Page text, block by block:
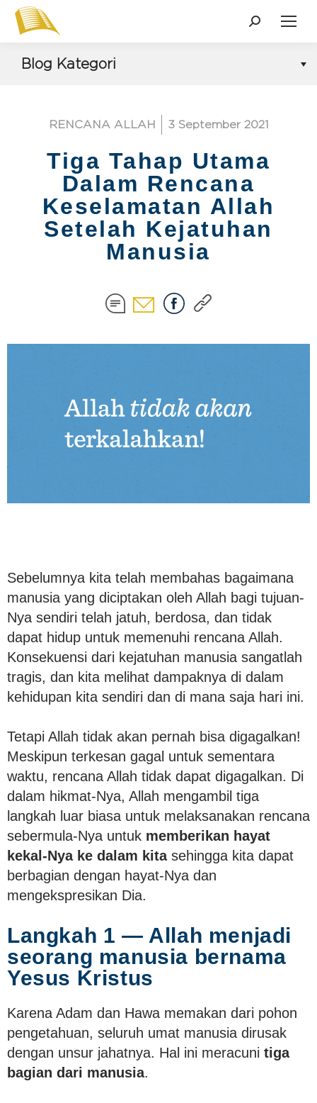
Blog Kategori
RENCANA ALLAH 3 September 2021
Tiga Tahap Utama
Dalam Rencana
Keselamatan Allah
Setelah Kejatuhan
Manusia
Sebelumnya kita telah membahas bagaimana
manusia yang diciptakan oleh Allah bagi tujuan-
Nya sendiri telah jatuh, berdosa, dan tidak
dapat hidup untuk memenuhi rencana Allah.
Konsekuensi dari kejatuhan manusia sangatlah
tragis, dan kita melihat dampaknya di dalam
kehidupan kita sendiri dan di mana saja hari ini.
Tetapi Allah tidak akan pernah bisa digagalkan!
Meskipun terkesan gagal untuk sementara
waktu, rencana Allah tidak dapat digagalkan. Di
dalam hikmat-Nya, Allah mengambil tiga
langkah luar biasa untuk melaksanakan rencana
sebermula-Nya untuk memberikan hayat
kekal-Nya ke dalam kita sehingga kita dapat
berbagian dengan hayat-Nya dan
mengekspresikan Dia.
Langkah 1 — Allah menjadi
seorang manusia bernama
Yesus Kristus
Karena Adam dan Hawa memakan dari pohon
pengetahuan, seluruh umat manusia dirusak
dengan unsur jahatnya. Hal ini meracuni tiga
bagian dari manusia.